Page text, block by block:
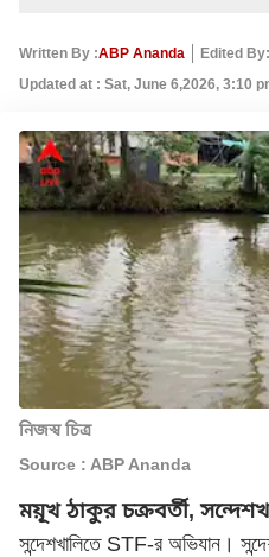
Written By :ABP Ananda
Edited
Updated at : Sat, June 6,2026, 3:10
নিজস্ব চিত্র
Source : ABP Ananda
ময়ূখ ঠাকুর চক্রবর্তী,
সন্দেশখালিতে STF-র অভিযান।